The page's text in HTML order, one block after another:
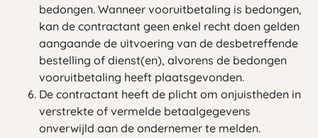
bedongen. Wanneer vooruitbetaling is bedongen,
kan de contractant geen enkel recht doen gelden
aangaande de uitvoering van de desbetreffende
bestelling of dienst(en), alvorens de bedongen
vooruitbetaling heeft plaatsgevonden.
De contractant heeft de plicht om onjuistheden in
verstrekte of vermelde betaalgegevens
onverwijld aan de ondernemer te melden.